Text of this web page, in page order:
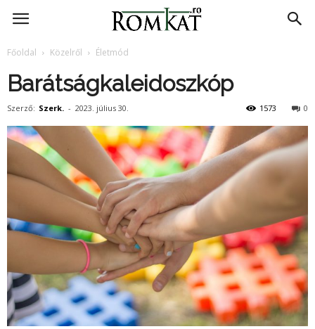
RomKat.ro
Főoldal Közelről Életmód
Barátságkaleidoszkóp
Szerző: Szerk. - 2023. július 30. 0
1573